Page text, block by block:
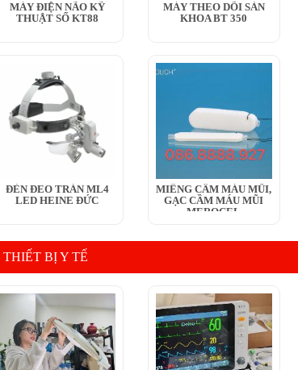
MÁY ĐIỆN NÃO KỸ
THUẬT SỐ KT88
MÁY THEO DÕI SẢN
KHOA BT 350
ĐÈN ĐEO TRÁN ML4
LED HEINE ĐỨC
MIẾNG CẦM MÁU MŨI,
GẠC CẦM MÁU MŨI
MEROCEL
THIẾT BỊ Y TẾ